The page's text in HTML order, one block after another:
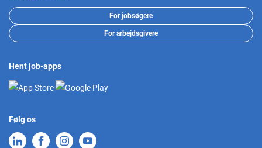
For jobsøgere
For arbejdsgivere
Hent job-apps
Følg os